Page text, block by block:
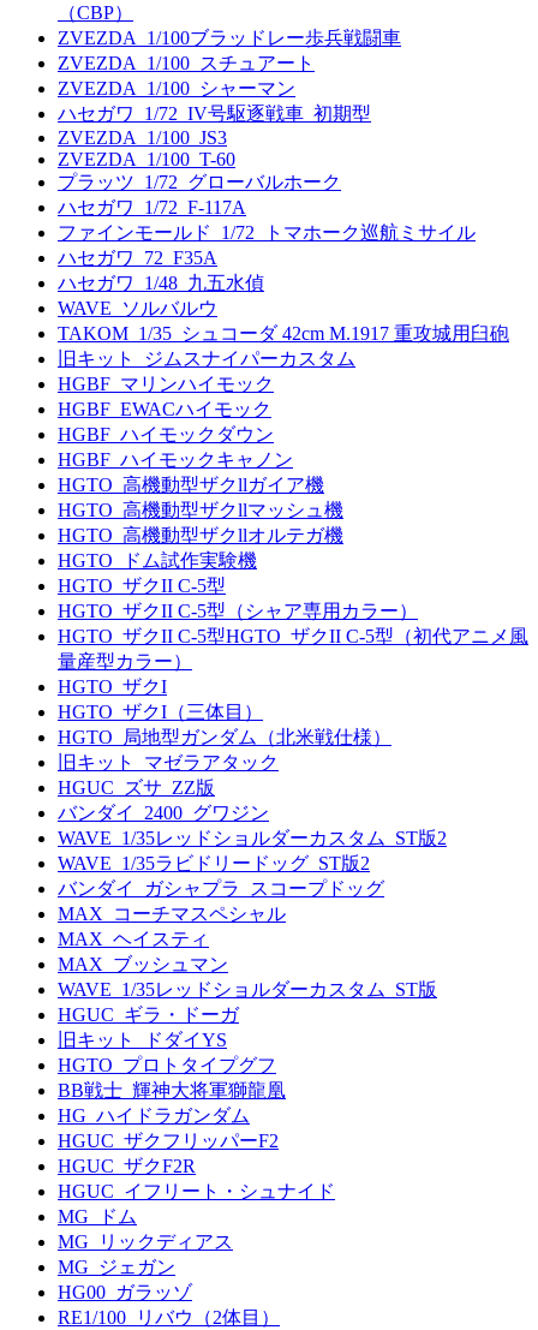
（CBP）
ZVEZDA_1/100ブラッドレー歩兵戦闘車
ZVEZDA_1/100_スチュアート
ZVEZDA_1/100_シャーマン
ハセガワ_1/72_IV号駆逐戦車_初期型
ZVEZDA_1/100_JS3
ZVEZDA_1/100_T-60
プラッツ_1/72_グローバルホーク
ハセガワ_1/72_F-117A
ファインモールド_1/72_トマホーク巡航ミサイル
ハセガワ_72_F35A
ハセガワ_1/48_九五水偵
WAVE_ソルバルウ
TAKOM_1/35_シュコーダ 42cm M.1917 重攻城用臼砲
旧キット_ジムスナイパーカスタム
HGBF_マリンハイモック
HGBF_EWACハイモック
HGBF_ハイモックダウン
HGBF_ハイモックキャノン
HGTO_高機動型ザクllガイア機
HGTO_高機動型ザクllマッシュ機
HGTO_高機動型ザクllオルテガ機
HGTO_ドム試作実験機
HGTO_ザクII C-5型
HGTO_ザクII C-5型（シャア専用カラー）
HGTO_ザクII C-5型HGTO_ザクII C-5型（初代アニメ風
量産型カラー）
HGTO_ザクI
HGTO_ザクI（三体目）
HGTO_局地型ガンダム（北米戦仕様）
旧キット_マゼラアタック
HGUC_ズサ_ZZ版
バンダイ_2400_グワジン
WAVE_1/35レッドショルダーカスタム_ST版2
WAVE_1/35ラビドリードッグ_ST版2
バンダイ_ガシャプラ_スコープドッグ
MAX_コーチマスペシャル
MAX_ヘイスティ
MAX_ブッシュマン
WAVE_1/35レッドショルダーカスタム_ST版
HGUC_ギラ・ドーガ
旧キット_ドダイYS
HGTO_プロトタイプグフ
BB戦士_輝神大将軍獅龍凰
HG_ハイドラガンダム
HGUC_ザクフリッパーF2
HGUC_ザクF2R
HGUC_イフリート・シュナイド
MG_ドム
MG_リックディアス
MG_ジェガン
HG00_ガラッゾ
RE1/100_リバウ（2体目）